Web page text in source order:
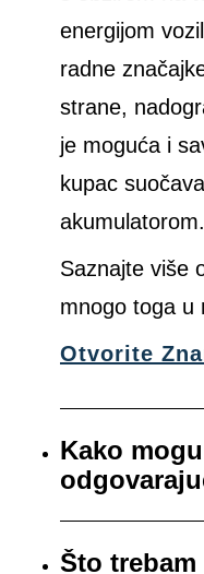
energijom
radne
strane,
je moguća i
kupac
akumulatorom.
Saznajte više
mnogo toga u
Otvorite
Kako
Što